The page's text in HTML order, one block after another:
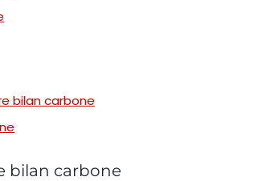
bilan carbone
bilan carbone